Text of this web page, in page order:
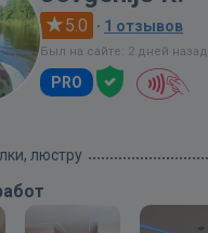
5.0 · 1 отзывов
Был на сайте: 2 дней назад
PRO
люстру